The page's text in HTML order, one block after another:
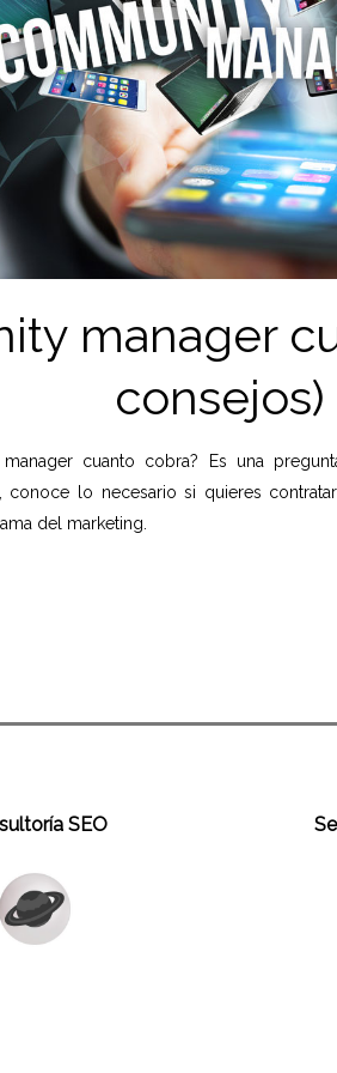
manager
consejos)
manager cuanto cobra? Es una
conoce lo necesario si quieres
del marketing.
SEO